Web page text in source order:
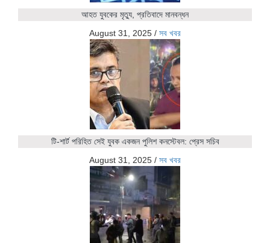
আহত যুবকের মৃত্যু, প্রতিবাদে মানবন্ধন
August 31, 2025 / সব খবর
টি-শার্ট পরিহিত সেই যুবক একজন পুলিশ কনস্টেবল: প্রেস সচিব
August 31, 2025 / সব খবর